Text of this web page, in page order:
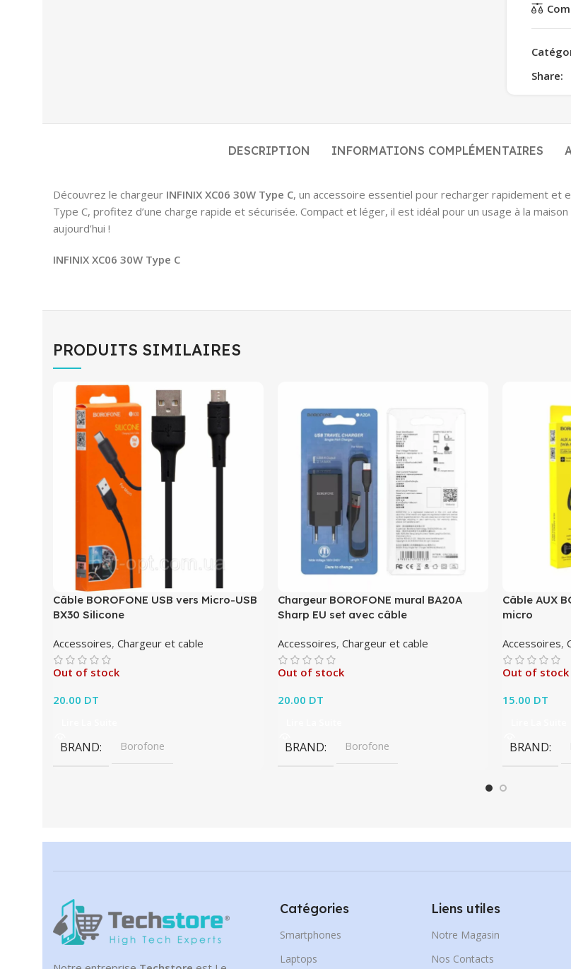
Share:
DESCRIPTION INFORMATIONS COMPLÉMENTAIRES
Découvrez le chargeur INFINIX XC06 30W Type C, un accessoire essentiel pour recharger rapidement et
Type C, profitez d’une charge rapide et sécurisée. Compact et léger, il est idéal pour un usage à la
aujourd’hui !
INFINIX XC06 30W Type C
PRODUITS SIMILAIRES
Câble BOROFONE USB vers Micro-USB
BX30 Silicone
Accessoires, Chargeur et cable
Out of stock
20.00 DT
BRAND Borofone
Chargeur BOROFONE mural BA20A
Sharp EU set avec câble
Accessoires,Chargeur et cable
Out of stock
20.00 DT
BRAND Borofone
Câble AUX
micro
Accessoires,
Out of stock
15.00 DT
BRAND
Catégories
Smartphones
Laptops
Liens utiles
Notre Magasin
Nos Contacts